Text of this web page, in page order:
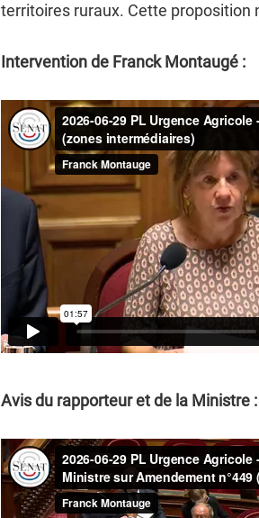
territoires ruraux. Cette proposition
Intervention de Franck Montaugé :
Avis du rapporteur et de la Ministre :